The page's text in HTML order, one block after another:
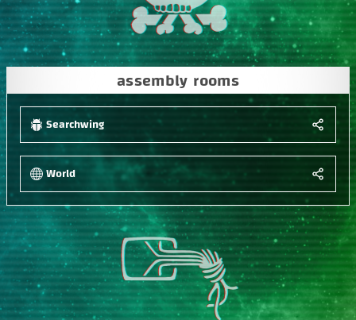
assembly rooms
Searchwing
World